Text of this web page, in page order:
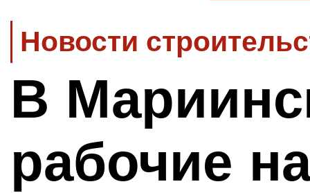
Новости
В
рабочие